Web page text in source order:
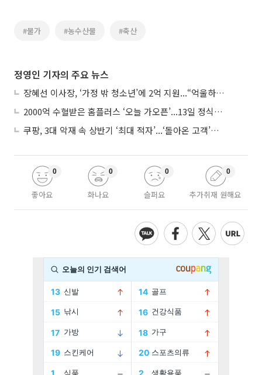
#물가 #농수산물 #축산
정영인 기자의 주요 뉴스
장혜선 이사장, ‘가정 밖 청소년’에 2억 지원...“억울하고 아파도 단단해지길”
2000억 수혈받은 홈플러스 ‘오늘 가오픈’...13일 정식 개장 시험대
쿠팡, 3대 악재 속 상반기 ‘최대 적자’...‘돌아온 고객’에 수익성 반등 주목
좋아요
0
화나요
0
슬퍼요
0
추가취재 원해요
0